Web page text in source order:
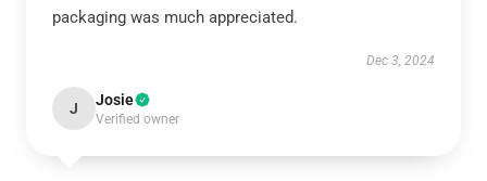
packaging was much appreciated.
Dec 3, 2024
J Josie
Verified owner